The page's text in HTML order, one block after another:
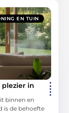
EN TUIN
in
binnen en
is de behoefte